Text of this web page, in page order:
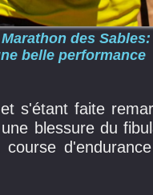
des
belle performance
s'étant faite
blessure du
course d'endurance